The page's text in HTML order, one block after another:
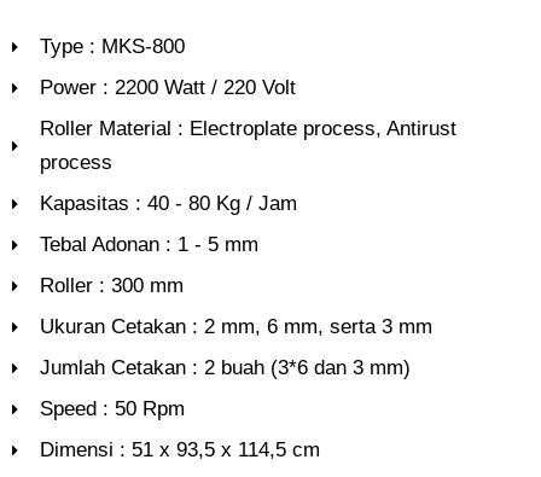
Type : MKS-800
Power : 2200 Watt / 220 Volt
Roller Material : Electroplate process, Antirust
process
Kapasitas : 40 - 80 Kg / Jam
Tebal Adonan : 1 - 5 mm
Roller : 300 mm
Ukuran Cetakan : 2 mm, 6 mm, serta 3 mm
Jumlah Cetakan : 2 buah (3*6 dan 3 mm)
Speed : 50 Rpm
Dimensi : 51 x 93,5 x 114,5 cm